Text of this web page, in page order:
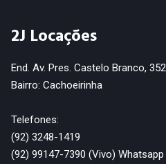
2J Locações
End. Av. Pres. Castelo Branco, 352
Bairro: Cachoeirinha
Telefones:
(92) 3248-1419
(92) 99147-7390 (Vivo) Whatsapp